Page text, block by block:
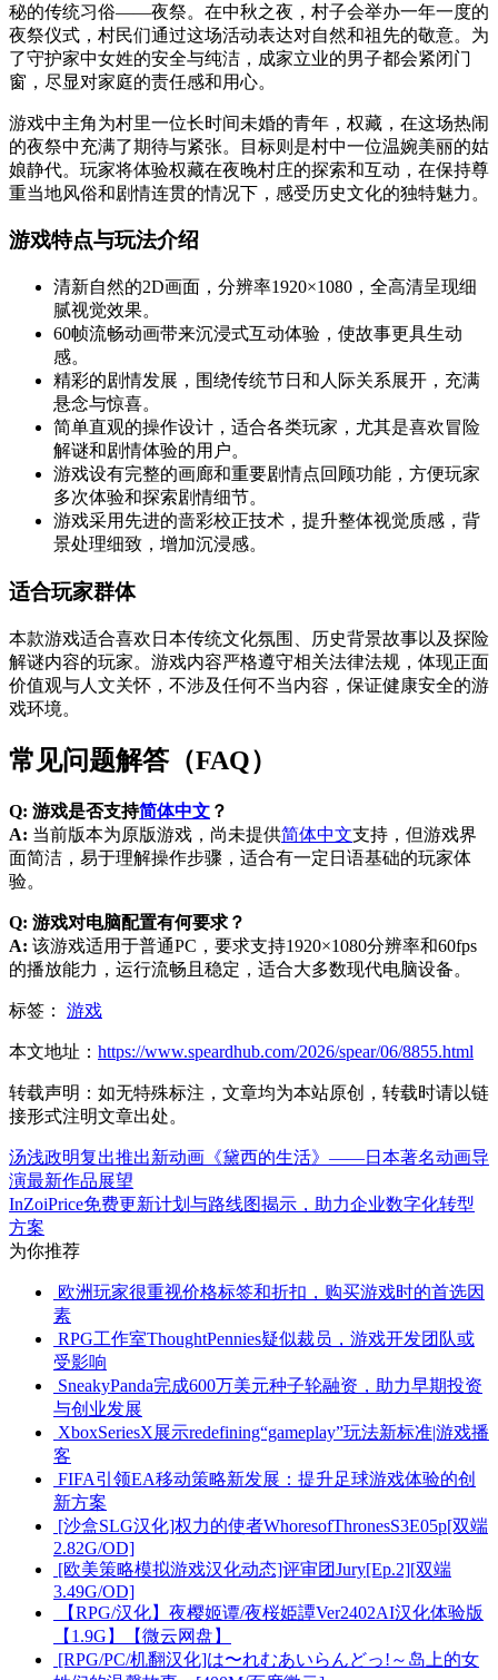
秘的传统习俗——夜祭。在中秋之夜，村子会举办一年一度的
夜祭仪式，村民们通过这场活动表达对自然和祖先的敬意。为
了守护家中女姓的安全与纯洁，成家立业的男子都会紧闭门
窗，尽显对家庭的责任感和用心。
游戏中主角为村里一位长时间未婚的青年，权藏，在这场热闹
的夜祭中充满了期待与紧张。目标则是村中一位温婉美丽的姑
娘静代。玩家将体验权藏在夜晚村庄的探索和互动，在保持尊
重当地风俗和剧情连贯的情况下，感受历史文化的独特魅力。
游戏特点与玩法介绍
清新自然的2D画面，分辨率1920×1080，全高清呈现细
腻视觉效果。
60帧流畅动画带来沉浸式互动体验，使故事更具生动
感。
精彩的剧情发展，围绕传统节日和人际关系展开，充满
悬念与惊喜。
简单直观的操作设计，适合各类玩家，尤其是喜欢冒险
解谜和剧情体验的用户。
游戏设有完整的画廊和重要剧情点回顾功能，方便玩家
多次体验和探索剧情细节。
游戏采用先进的啬彩校正技术，提升整体视觉质感，背
景处理细致，增加沉浸感。
适合玩家群体
本款游戏适合喜欢日本传统文化氛围、历史背景故事以及探险
解谜内容的玩家。游戏内容严格遵守相关法律法规，体现正面
价值观与人文关怀，不涉及任何不当内容，保证健康安全的游
戏环境。
常见问题解答（FAQ）
Q: 游戏是否支持简体中文 ？
A: 当前版本为原版游戏，尚未提供简体中文支持，但游戏界
面简洁，易于理解操作步骤，适合有一定日语基础的玩家体
验。
Q: 游戏对电脑配置有何要求？
A: 该游戏适用于普通PC，要求支持1920×1080分辨率和60fps
的播放能力，运行流畅且稳定，适合大多数现代电脑设备。
标签： 游戏
本文地址： https://www.speardhub.com/2026/spear/06/8855.html
转载声明： 如无特殊标注，文章均为本站原创，转载时请以链
接形式注明文章出处。
汤浅政明复出推出新动画《黛西的生活》——日本著名动画导
演最新作品展望
InZoiPrice免费更新计划与路线图揭示，助力企业数字化转型
方案
为你推荐
欧洲玩家很重视价格标签和折扣，购买游戏时的首选因
素
RPG工作室ThoughtPennies疑似裁员，游戏开发团队或
受影响
SneakyPanda完成600万美元种子轮融资，助力早期投资
与创业发展
XboxSeriesX展示redefining“gameplay”玩法新标准|游戏播
客
FIFA引领EA移动策略新发展：提升足球游戏体验的创
新方案
[沙盒SLG汉化]权力的使者WhoresofThronesS3E05p[双端
2.82G/OD]
[欧美策略模拟游戏汉化动态]评审团Jury[Ep.2][双端
3.49G/OD]
【RPG/汉化】夜樱姬谭/夜桜姫譚Ver2402AI汉化体验版
【1.9G】【微云网盘】
[RPG/PC/机翻汉化]は〜れむあいらんどっ!～岛上的女